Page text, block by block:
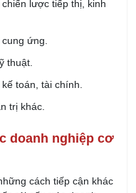
lược tiếp thị, kinh
ứng.
thuật.
toán, tài chính.
trị khác.
doanh nghiệp cơ
cách tiếp cận khác